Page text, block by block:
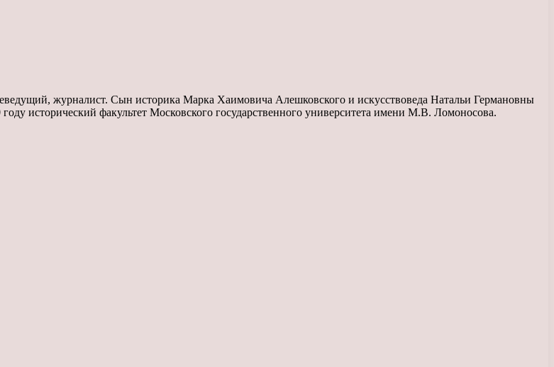
журналист. Сын историка Марка Хаимовича Алешковского и искусствоведа Натальи Германовны
исторический факультет Московского государственного университета имени М.В. Ломоносова.